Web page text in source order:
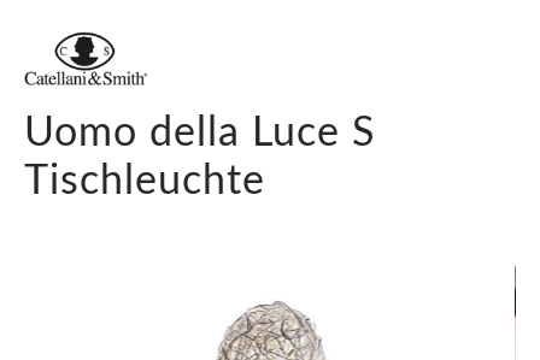
Uomo della Luce S
Tischleuchte